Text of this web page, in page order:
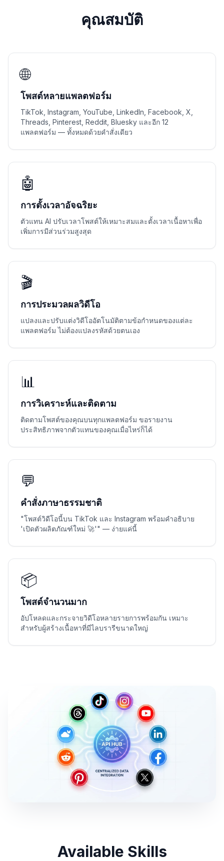
คุณสมบัติ
🌐
โพสต์หลายแพลตฟอร์ม
TikTok, Instagram, YouTube, LinkedIn, Facebook, X,
Threads, Pinterest, Reddit, Bluesky และอีก 12
แพลตฟอร์ม — ทั้งหมดด้วยคำสั่งเดียว
🤖
การตั้งเวลาอัจฉริยะ
ตัวแทน AI ปรับเวลาโพสต์ให้เหมาะสมและตั้งเวลาเนื้อหาเพื่อ
เพิ่มการมีส่วนร่วมสูงสุด
🎬
การประมวลผลวิดีโอ
แปลงและปรับแต่งวิดีโออัตโนมัติตามข้อกำหนดของแต่ละ
แพลตฟอร์ม ไม่ต้องแปลงรหัสด้วยตนเอง
📊
การวิเคราะห์และติดตาม
ติดตามโพสต์ของคุณบนทุกแพลตฟอร์ม ขอรายงาน
ประสิทธิภาพจากตัวแทนของคุณเมื่อไหร่ก็ได้
💬
คำสั่งภาษาธรรมชาติ
"โพสต์วิดีโอนี้บน TikTok และ Instagram พร้อมคำอธิบาย
'เปิดตัวผลิตภัณฑ์ใหม่ 🚀'" — ง่ายแค่นี้
📦
โพสต์จำนวนมาก
อัปโหลดและกระจายวิดีโอหลายรายการพร้อมกัน เหมาะ
สำหรับผู้สร้างเนื้อหาที่มีไลบรารีขนาดใหญ่
Available Skills